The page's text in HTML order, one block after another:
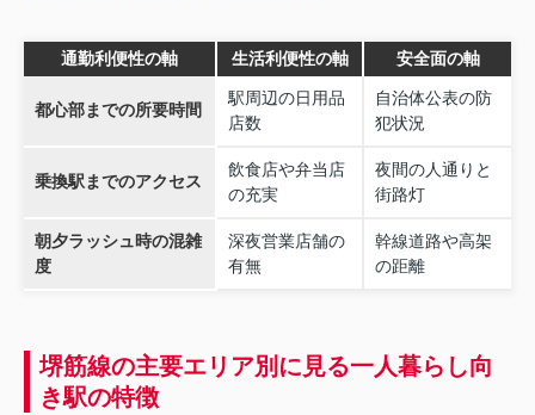
通勤利便性の軸 生活利便性の軸 安全面の軸
都心部までの所要時間
駅周辺の日用品
店数
自治体公表の防
犯状況
乗換駅までのアクセス
飲食店や弁当店
の充実
夜間の人通りと
街路灯
朝夕ラッシュ時の混雑
度
深夜営業店舗の
有無
幹線道路や高架
の距離
堺筋線の主要エリア別に見る一人暮らし向
き駅の特徴